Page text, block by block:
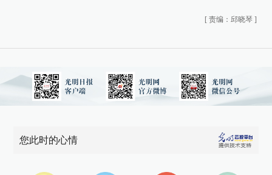
[ 责编：邱晓琴 ]
您此时的心情